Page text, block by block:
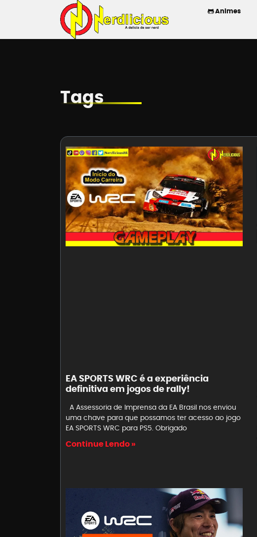
Animes
Tags
EA SPORTS WRC é a experiência
definitiva em jogos de rally!
A Assessoria de Imprensa da EA Brasil nos enviou
uma chave para que possamos ter acesso ao jogo
EA SPORTS WRC para PS5. Obrigado
Continue Lendo »